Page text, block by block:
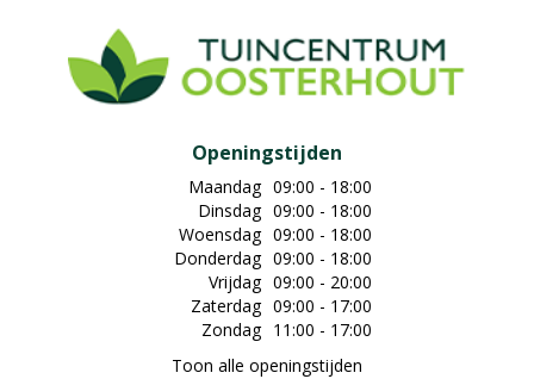
Openingstijden
Maandag 09:00 - 18:00
Dinsdag 09:00 - 18:00
Woensdag 09:00 - 18:00
Donderdag 09:00 - 18:00
Vrijdag 09:00 - 20:00
Zaterdag 09:00 - 17:00
Zondag 11:00 - 17:00
Toon alle openingstijden